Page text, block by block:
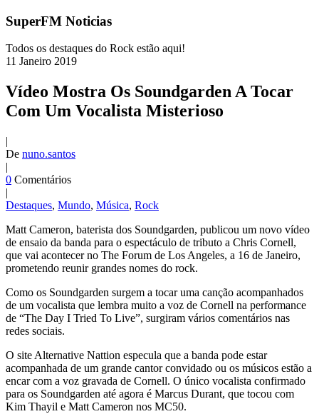
SuperFM Noticias
Todos os destaques do Rock estão aqui!
11 Janeiro 2019
Vídeo Mostra Os Soundgarden A Tocar
Com Um Vocalista Misterioso
|
De nuno.santos
|
0 Comentários
|
Destaques, Mundo, Música, Rock
Matt Cameron, baterista dos Soundgarden, publicou um novo vídeo
de ensaio da banda para o espectáculo de tributo a Chris Cornell,
que vai acontecer no The Forum de Los Angeles, a 16 de Janeiro,
prometendo reunir grandes nomes do rock.
Como os Soundgarden surgem a tocar uma canção acompanhados
de um vocalista que lembra muito a voz de Cornell na performance
de “The Day I Tried To Live”, surgiram vários comentários nas
redes sociais.
O site Alternative Nattion especula que a banda pode estar
acompanhada de um grande cantor convidado ou os músicos estão a
encar com a voz gravada de Cornell. O único vocalista confirmado
para os Soundgarden até agora é Marcus Durant, que tocou com
Kim Thayil e Matt Cameron nos MC50.